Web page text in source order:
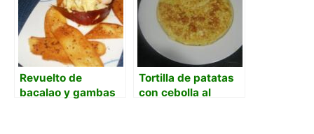
pimiento rojo asado
Revuelto de
bacalao y gambas
Tortilla de patatas
con cebolla al